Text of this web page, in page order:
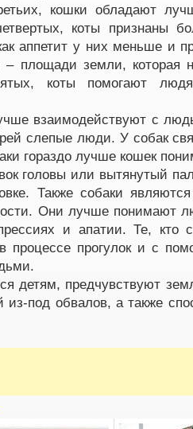
кошки обладают
коты признаны
аппетит у них меньше и
– площади земли, которая
коты помогают
взаимодействуют с
слепые люди. У собак
гораздо лучше кошек
головы или вытянутый
Также собаки
Они лучше понимают
и апатии. Те, кто
процессе прогулок и с
детям, предчувствуют
под обвалов, а также